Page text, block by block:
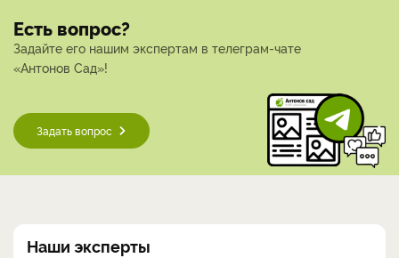
Есть вопрос?
Задайте его нашим экспертам в телеграм-чате
«Антонов Сад»!
Задать вопрос
Наши эксперты